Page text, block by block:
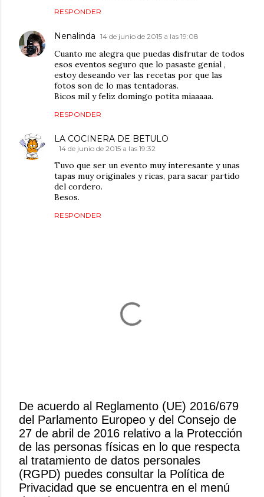
RESPONDER
Nenalinda 14 de junio de 2015 a las 19:08
Cuanto me alegra que puedas disfrutar de todos
esos eventos seguro que lo pasaste genial ,
estoy deseando ver las recetas por que las
fotos son de lo mas tentadoras.
Bicos mil y feliz domingo potita miaaaaa.
RESPONDER
LA COCINERA DE BETULO
14 de junio de 2015 a las 19:32
Tuvo que ser un evento muy interesante y unas
tapas muy originales y ricas, para sacar partido
del cordero.
Besos.
RESPONDER
P
u
b
l
i
c
De acuerdo al Reglamento (UE) 2016/679
del Parlamento Europeo y del Consejo de
27 de abril de 2016 relativo a la Protección
de las personas físicas en lo que respecta
al tratamiento de datos personales
(RGPD) puedes consultar la Política de
Privacidad que se encuentra en el menú